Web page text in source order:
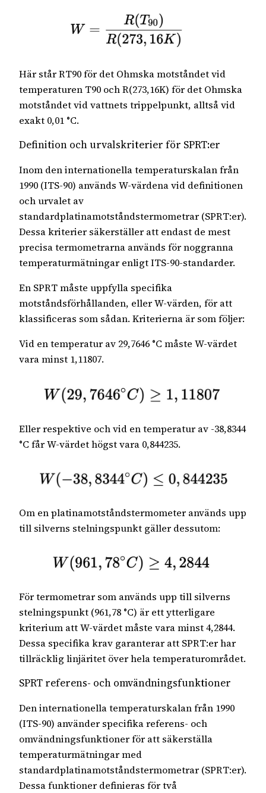
Här står RT90 för det Ohmska motståndet vid
temperaturen T90 och R(273,16K) för det Ohmska
motståndet vid vattnets trippelpunkt, alltså vid
exakt 0,01 °C.
Definition och urvalskriterier för SPRT:er
Inom den internationella temperaturskalan från
1990 (ITS-90) används W-värdena vid definitionen
och urvalet av
standardplatinamotståndstermometrar (SPRT:er).
Dessa kriterier säkerställer att endast de mest
precisa termometrarna används för noggranna
temperaturmätningar enligt ITS-90-standarder.
En SPRT måste uppfylla specifika
motståndsförhållanden, eller W-värden, för att
klassificeras som sådan. Kriterierna är som följer:
Vid en temperatur av 29,7646 °C måste W-värdet
vara minst 1,11807.
Eller respektive och vid en temperatur av -38,8344
°C får W-värdet högst vara 0,844235.
Om en platinamotståndstermometer används upp
till silverns stelningspunkt gäller dessutom:
För termometrar som används upp till silverns
stelningspunkt (961,78 °C) är ett ytterligare
kriterium att W-värdet måste vara minst 4,2844.
Dessa specifika krav garanterar att SPRT:er har
tillräcklig linjäritet över hela temperaturområdet.
SPRT referens- och omvändningsfunktioner
Den internationella temperaturskalan från 1990
(ITS-90) använder specifika referens- och
omvändningsfunktioner för att säkerställa
temperaturmätningar med
standardplatinamotståndstermometrar (SPRT:er).
Dessa funktioner definieras för två